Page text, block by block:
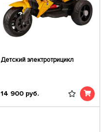
Детский электротрицикл
14 900 руб.